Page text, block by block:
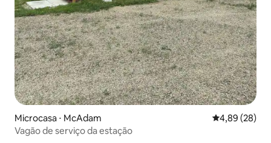
Microcasa ⋅ McAdam 4,89 de uma
4,89 (28)
Vagão de serviço da estação